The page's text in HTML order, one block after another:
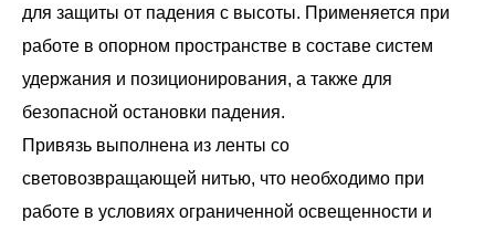
для защиты от падения с высоты. Применяется при
работе в опорном пространстве в составе систем
удержания и позиционирования, а также для
безопасной остановки падения.
Привязь выполнена из ленты со
световозвращающей нитью, что необходимо при
работе в условиях ограниченной освещенности и